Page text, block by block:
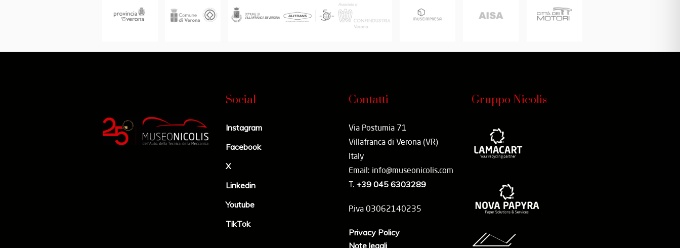
Social
Instagram
Facebook
X
Linkedin
Youtube
TikTok
Contatti
Via Postumia 71
Villafranca di Verona (VR)
Italy
Email: info@museonicolis.com
T. +39 045 6303289
P.iva 03062140235
Privacy Policy
Note legali
Gruppo Nicolis